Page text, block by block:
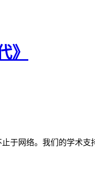
》
于网络。我们的学术